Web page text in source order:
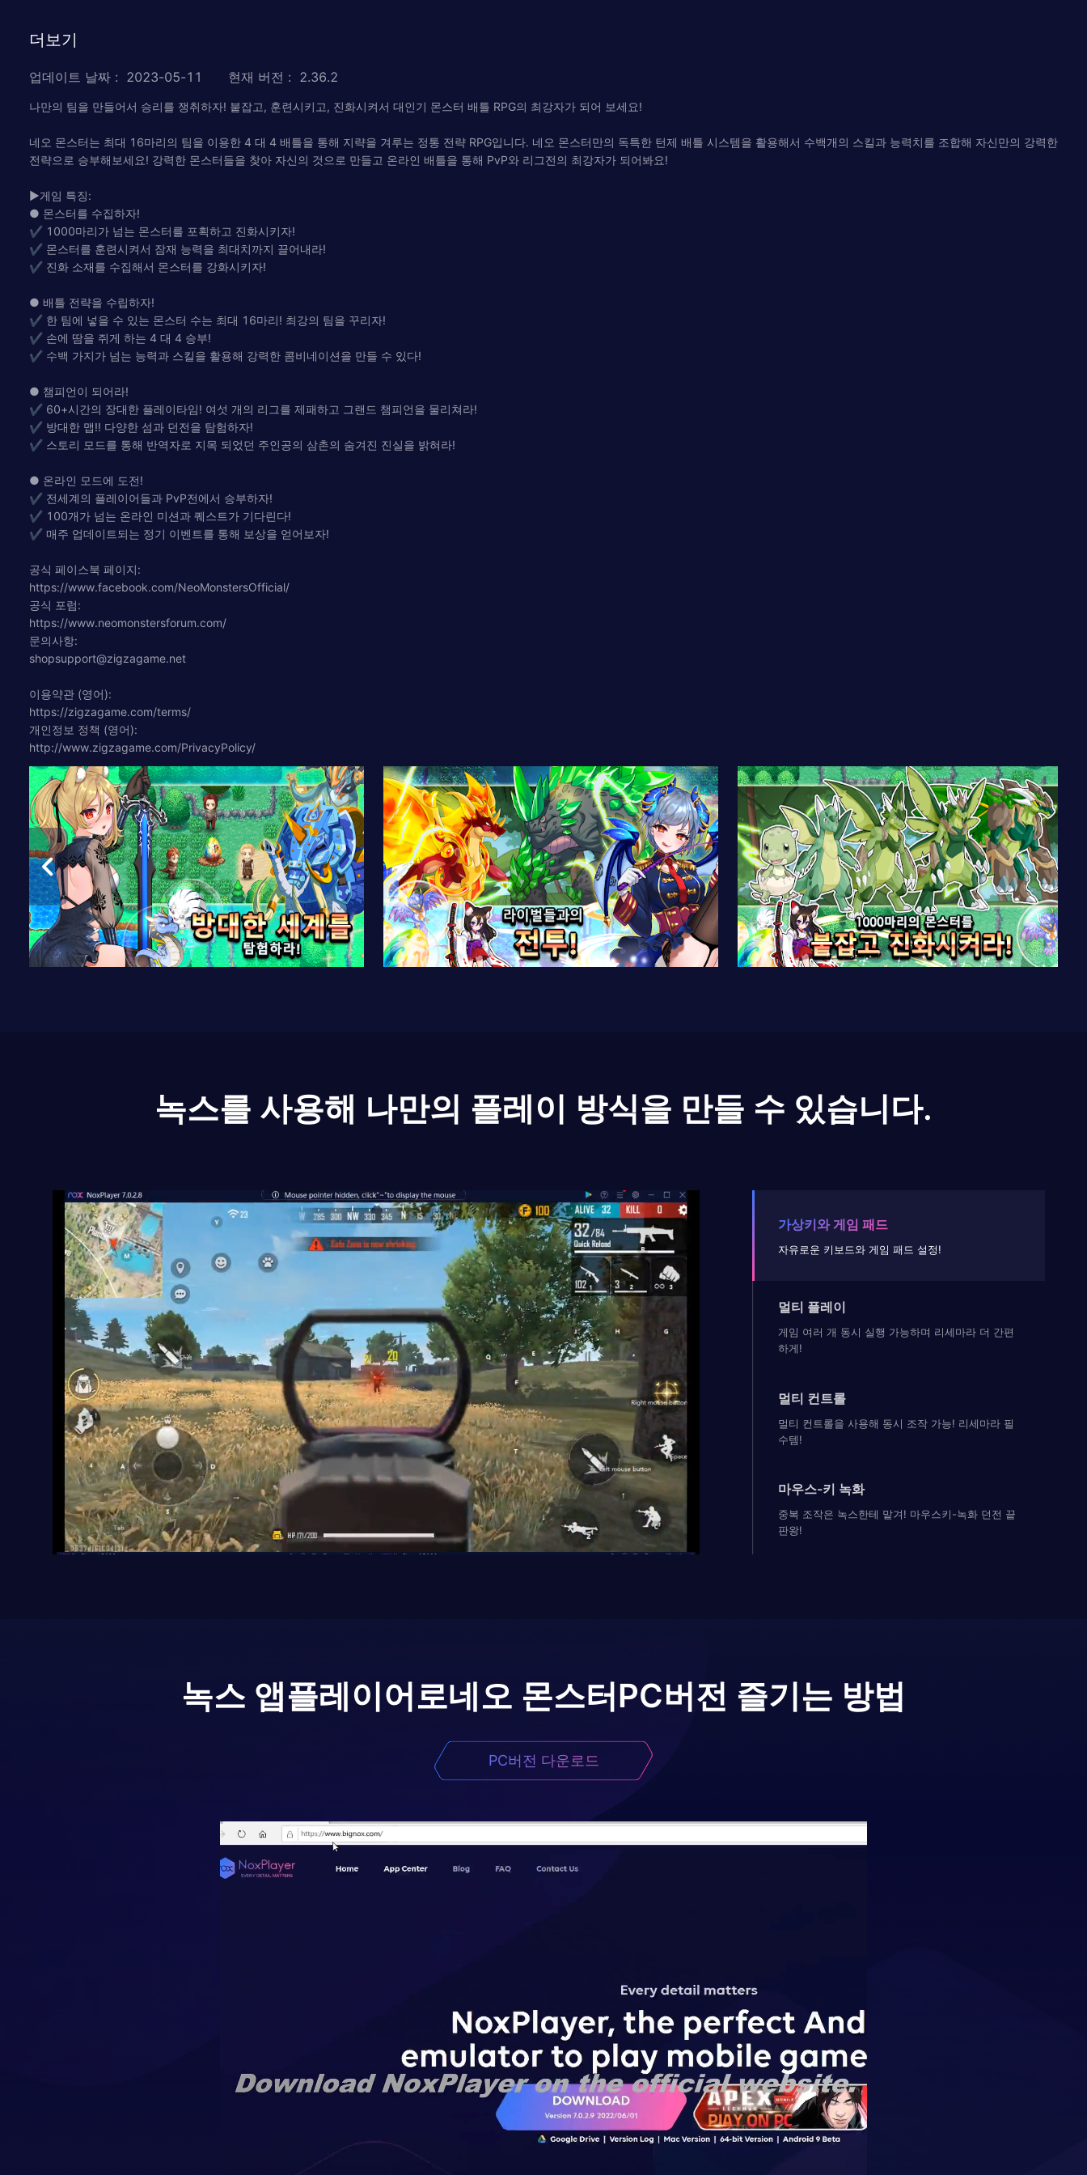
더보기
업데이트 날짜 : 2023-05-11 현재 버전 : 2.36.2
나만의 팀을 만들어서 승리를 쟁취하자! 붙잡고, 훈련시키고, 진화시켜서 대인기 몬스터 배틀 RPG의 최강자가 되어 보세요!
네오 몬스터는 최대 16마리의 팀을 이용한 4 대 4 배틀을 통해 지략을 겨루는 정통 전략 RPG입니다. 네오 몬스터만의 독특한 턴제 배틀 시스템을 활용해서 수백개의 스킬과 능력치를 조합해 자신만의 강력한
전략으로 승부해보세요! 강력한 몬스터들을 찾아 자신의 것으로 만들고 온라인 배틀을 통해 PvP와 리그전의 최강자가 되어봐요!
▶게임 특징:
● 몬스터를 수집하자!
✔ 1000마리가 넘는 몬스터를 포획하고 진화시키자!
✔ 몬스터를 훈련시켜서 잠재 능력을 최대치까지 끌어내라!
✔ 진화 소재를 수집해서 몬스터를 강화시키자!
● 배틀 전략을 수립하자!
✔ 한 팀에 넣을 수 있는 몬스터 수는 최대 16마리! 최강의 팀을 꾸리자!
✔ 손에 땀을 쥐게 하는 4 대 4 승부!
✔ 수백 가지가 넘는 능력과 스킬을 활용해 강력한 콤비네이션을 만들 수 있다!
● 챔피언이 되어라!
✔ 60+시간의 장대한 플레이타임! 여섯 개의 리그를 제패하고 그랜드 챔피언을 물리쳐라!
✔ 방대한 맵!! 다양한 섬과 던전을 탐험하자!
✔ 스토리 모드를 통해 반역자로 지목 되었던 주인공의 삼촌의 숨겨진 진실을 밝혀라!
● 온라인 모드에 도전!
✔ 전세계의 플레이어들과 PvP전에서 승부하자!
✔ 100개가 넘는 온라인 미션과 퀘스트가 기다린다!
✔ 매주 업데이트되는 정기 이벤트를 통해 보상을 얻어보자!
공식 페이스북 페이지:
https://www.facebook.com/NeoMonstersOfficial/
공식 포럼:
https://www.neomonstersforum.com/
문의사항:
shopsupport@zigzagame.net
이용약관 (영어):
https://zigzagame.com/terms/
개인정보 정책 (영어):
http://www.zigzagame.com/PrivacyPolicy/
녹스를 사용해 나만의 플레이 방식을 만들 수 있습니다.
가상키와 게임 패드
자유로운 키보드와 게임 패드 설정!
멀티 플레이
게임 여러 개 동시 실행 가능하며 리세마라 더 간편
하게!
멀티 컨트롤
멀티 컨트롤을 사용해 동시 조작 가능! 리세마라 필
수템!
마우스-키 녹화
중복 조작은 녹스한테 맡겨! 마우스키-녹화 던전 끝
판왕!
녹스 앱플레이어로네오 몬스터PC버전 즐기는 방법
PC버전 다운로드